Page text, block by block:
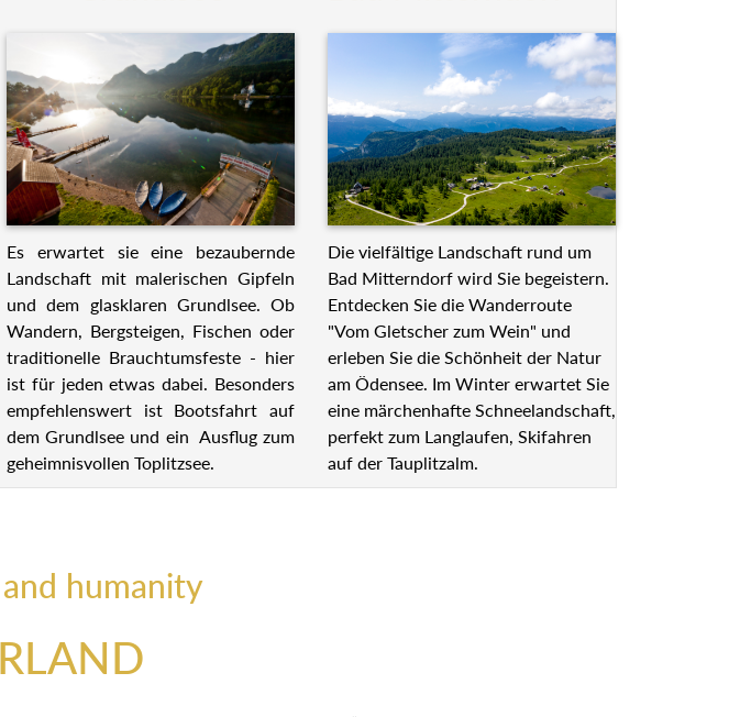
Es erwartet sie eine bezaubernde
Landschaft mit malerischen Gipfeln
und dem glasklaren Grundlsee. Ob
Wandern, Bergsteigen, Fischen oder
traditionelle Brauchtumsfeste - hier
ist für jeden etwas dabei. Besonders
empfehlenswert ist Bootsfahrt auf
dem Grundlsee und ein Ausflug zum
geheimnisvollen Toplitzsee.
Die vielfältige Landschaft rund um
Bad Mitterndorf wird Sie begeistern.
Entdecken Sie die Wanderroute
"Vom Gletscher zum Wein" und
erleben Sie die Schönheit der Natur
am Ödensee. Im Winter erwartet Sie
eine märchenhafte Schneelandschaft,
perfekt zum Langlaufen, Skifahren
auf der Tauplitzalm.
humanity